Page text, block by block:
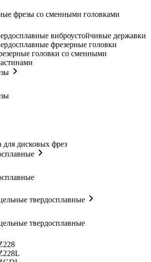
фрезы со сменными головками
виброустойчивые державки
фрезерные головки
головки со сменными
для дисковых фрез
твердосплавные
твердосплавные